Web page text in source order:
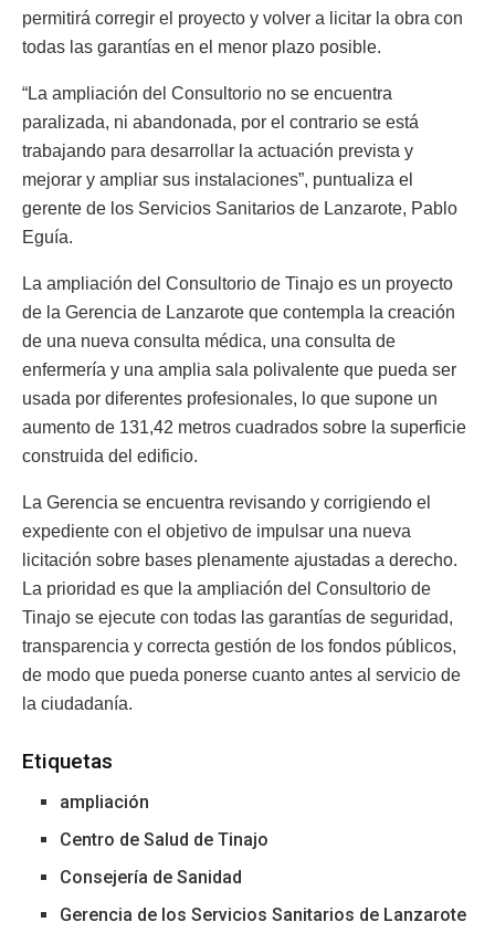
permitirá corregir el proyecto y volver a licitar la obra con
todas las garantías en el menor plazo posible.
“La ampliación del Consultorio no se encuentra
paralizada, ni abandonada, por el contrario se está
trabajando para desarrollar la actuación prevista y
mejorar y ampliar sus instalaciones”, puntualiza el
gerente de los Servicios Sanitarios de Lanzarote, Pablo
Eguía.
La ampliación del Consultorio de Tinajo es un proyecto
de la Gerencia de Lanzarote que contempla la creación
de una nueva consulta médica, una consulta de
enfermería y una amplia sala polivalente que pueda ser
usada por diferentes profesionales, lo que supone un
aumento de 131,42 metros cuadrados sobre la superficie
construida del edificio.
La Gerencia se encuentra revisando y corrigiendo el
expediente con el objetivo de impulsar una nueva
licitación sobre bases plenamente ajustadas a derecho.
La prioridad es que la ampliación del Consultorio de
Tinajo se ejecute con todas las garantías de seguridad,
transparencia y correcta gestión de los fondos públicos,
de modo que pueda ponerse cuanto antes al servicio de
la ciudadanía.
Etiquetas
ampliación
Centro de Salud de Tinajo
Consejería de Sanidad
Gerencia de los Servicios Sanitarios de Lanzarote